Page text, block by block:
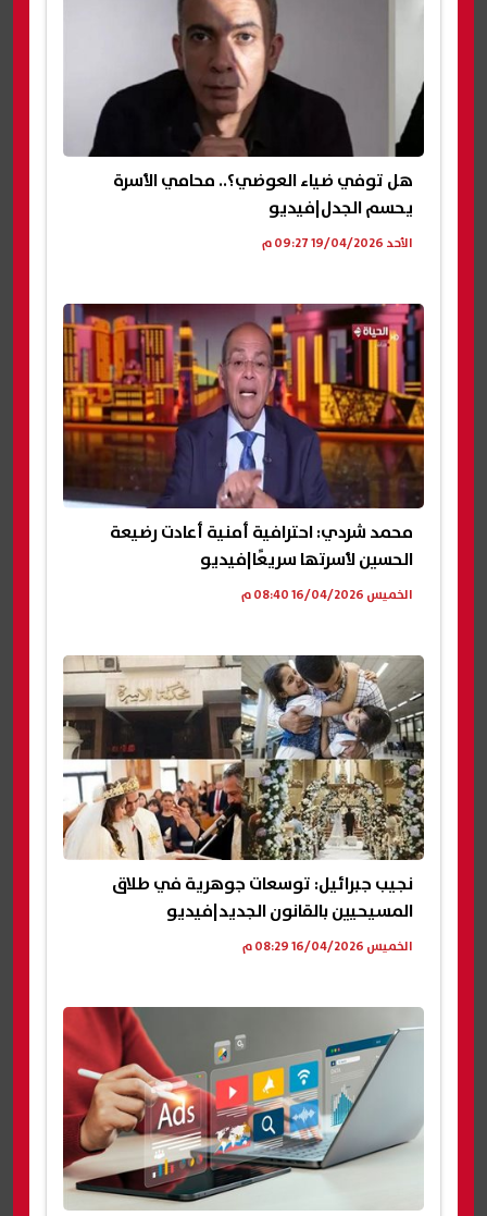
هل توفي ضياء العوضي؟.. محامي الأسرة
يحسم الجدل|فيديو
الأحد 19/04/2026 09:27 م
محمد شردي: احترافية أمنية أعادت رضيعة
الحسين لأسرتها سريعًا|فيديو
الخميس 16/04/2026 08:40 م
نجيب جبرائيل: توسعات جوهرية في طلاق
المسيحيين بالقانون الجديد|فيديو
الخميس 16/04/2026 08:29 م